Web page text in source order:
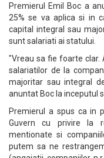
Premierul Emil Boc a
25% se va aplica si in
capital integral sau
sunt salariati ai statului.
"Vreau sa fie foarte clar.
salariatilor de la
majoritar sau integral
anuntat Boc la inceputul
Premierul a spus ca in
Guvern cu privire la
mentionate si
putem sa ne